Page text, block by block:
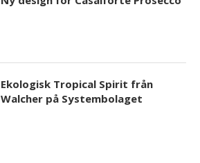
Ekologisk Tropical Spirit från
Walcher på Systembolaget